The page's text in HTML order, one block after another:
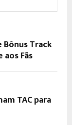
Track
Fãs
TAC para